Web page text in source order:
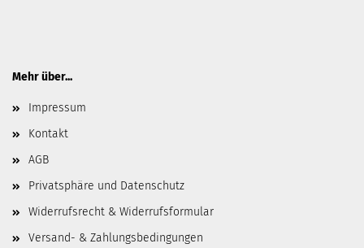
Mehr über...
Impressum
Kontakt
AGB
Privatsphäre und Datenschutz
Widerrufsrecht & Widerrufsformular
Versand- & Zahlungsbedingungen